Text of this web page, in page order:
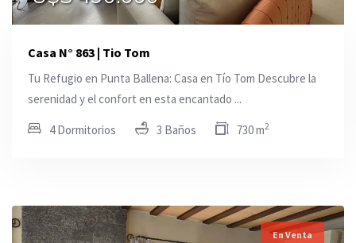
Casa N° 863 | Tio Tom
Tu Refugio en Punta Ballena: Casa en Tío Tom Descubre la
serenidad y el confort en esta encantado ...
4 Dormitorios 3 Baños 730 m2
En Venta